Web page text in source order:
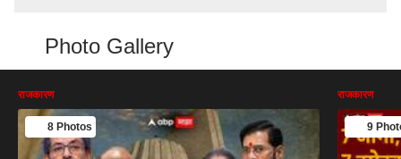
Photo Gallery
राजकारण
8 Photos
राजकारण
9